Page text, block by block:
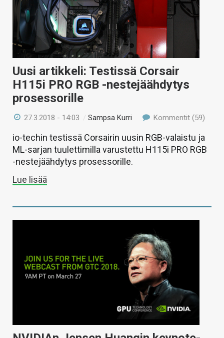
Uusi artikkeli: Testissä Corsair
H115i PRO RGB -nestejäähdytys
prosessorille
27.3.2018 - 14:03 /Sampsa Kurri Kommentit (59)
io-techin testissä Corsairin uusin RGB-valaistu ja
ML-sarjan tuulettimilla varustettu H115i PRO RGB
-nestejäähdytys prosessorille.
Lue lisää